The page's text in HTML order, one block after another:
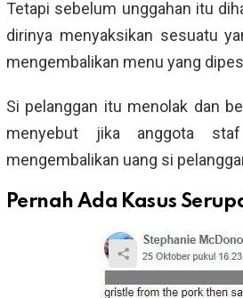
Tetapi sebelum unggahan itu
dirinya menyaksikan sesuatu
mengembalikan menu yang
Si pelanggan itu menolak dan
menyebut jika anggota
mengembalikan uang si
Pernah Ada Kasus